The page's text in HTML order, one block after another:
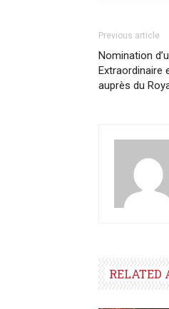
Previous article
Nomination
Extraordinaire
auprès du
RELATED